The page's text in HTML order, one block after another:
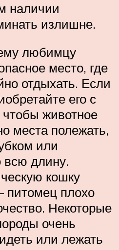
наличии
излишне.
любимцу
место, где
отдыхать. Если
его с
животное
места полежать,
или
всю длину.
кошку
питомец плохо
Некоторые
очень
или лежать